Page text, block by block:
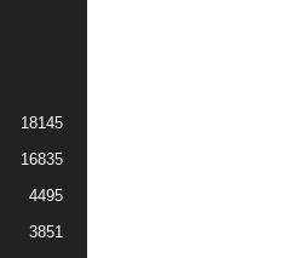
18145
16835
4495
3851